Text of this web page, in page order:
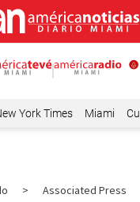
York Times Miami
> Associated Press